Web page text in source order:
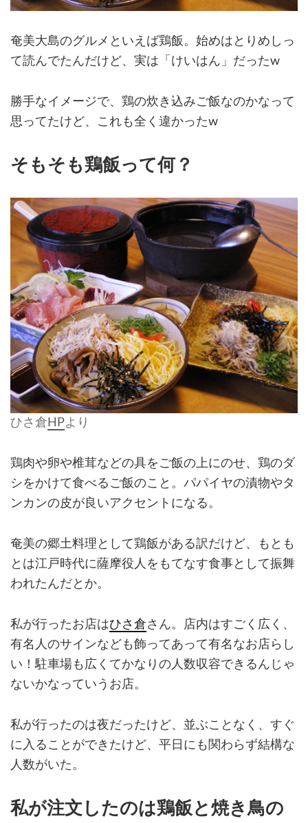
奄美大島のグルメといえば鶏飯。始めはとりめしっ
て読んでたんだけど、実は「けいはん」だったw
勝手なイメージで、鶏の炊き込みご飯なのかなって
思ってたけど、これも全く違かったw
そもそも鶏飯って何？
ひさ倉 HPより
鶏肉や卵や椎茸などの具をご飯の上にのせ、鶏のダ
シをかけて食べるご飯のこと。パパイヤの漬物やタ
ンカンの皮が良いアクセントになる。
奄美の郷土料理として鶏飯がある訳だけど、もとも
とは江戸時代に薩摩役人をもてなす食事として振舞
われたんだとか。
私が行ったお店はひさ倉さん。店内はすごく広く、
有名人のサインなども飾ってあって有名なお店らし
い！駐車場も広くてかなりの人数収容できるんじゃ
ないかなっていうお店。
私が行ったのは夜だったけど、並ぶことなく、すぐ
に入ることができたけど、平日にも関わらず結構な
人数がいた。
私が注文したのは鶏飯と焼き鳥の